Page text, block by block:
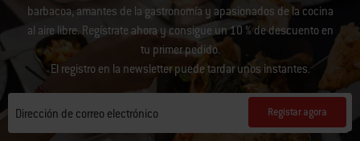
barbacoa, amantes de la gastronomía y apasionados de la cocina
al aire libre. Regístrate ahora y consigue un 10 % de descuento en
tu primer pedido.
El registro en la newsletter puede tardar unos instantes.
Dirección de correo electrónico Registar agora